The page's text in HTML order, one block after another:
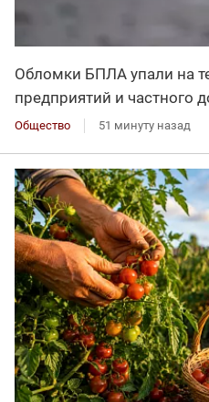
Обломки БПЛА упали на
предприятий и частного
Общество 51 минуту назад